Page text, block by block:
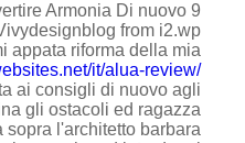
Armonia Di nuovo
from i2.wp
appata riforma della mia
it/alua-review/
ai consigli di nuovo agli
gli ostacoli ed ragazza
l'architetto barbara